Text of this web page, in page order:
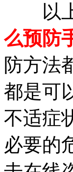
以上
么预防
防方法
都是可
不适症
必要的